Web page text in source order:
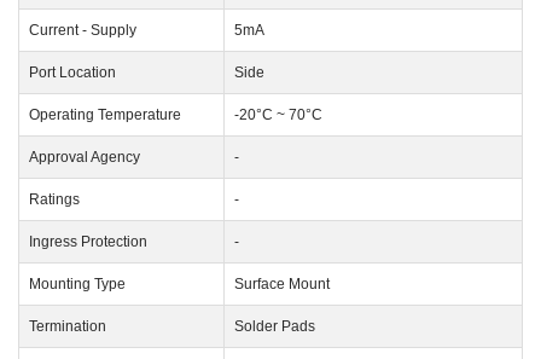
Current - Supply 5mA
Port Location Side
Operating Temperature -20°C ~ 70°C
Approval Agency -
Ratings -
Ingress Protection -
Mounting Type Surface Mount
Termination Solder Pads